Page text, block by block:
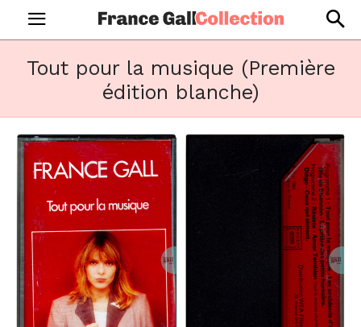
Tout pour la musique (Première
édition blanche)